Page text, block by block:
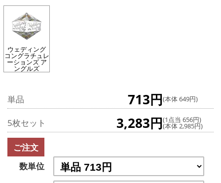
ウェディング
コングラチュレ
ーションズ ア
ングルズ
単品 713円(本体 649円)
5枚セット 3,283円(1点当 656円)
(本体 2,985円)
ご注文
数単位